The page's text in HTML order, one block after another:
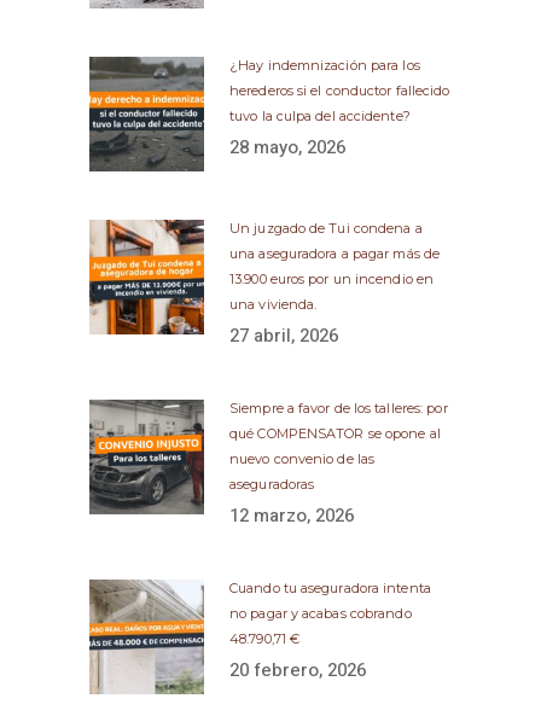
¿Hay indemnización para los
herederos si el conductor fallecido
tuvo la culpa del accidente?
28 mayo, 2026
Un juzgado de Tui condena a
una aseguradora a pagar más de
13.900 euros por un incendio en
una vivienda.
27 abril, 2026
Siempre a favor de los talleres: por
qué COMPENSATOR se opone al
nuevo convenio de las
aseguradoras
12 marzo, 2026
Cuando tu aseguradora intenta
no pagar y acabas cobrando
48.790,71 €
20 febrero, 2026